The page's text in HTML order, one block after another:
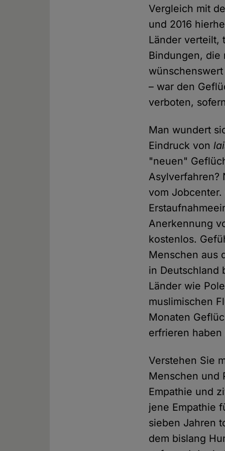
Vergleich mit
und 2016
Länder verteilt,
Bindungen, die
– war den
verboten,
Man wundert
Eindruck von
"neuen"
Asylverfahren?
vom
Anerkennung
kostenlos.
Menschen aus
in Deutschland
Länder wie
muslimischen
Monaten
erfrieren
Verstehen Sie
Menschen und
Empathie und
jene Empathie
sieben Jahren
dem bislang